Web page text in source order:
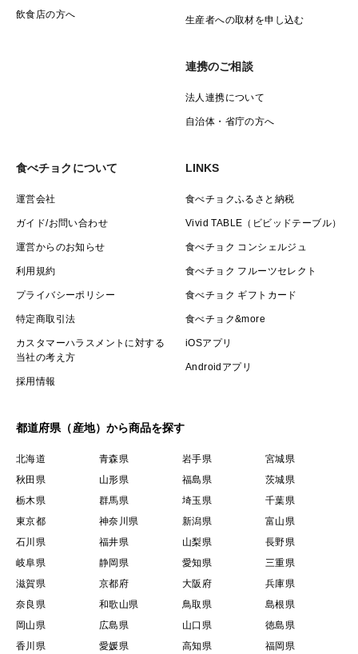
飲食店の方へ 生産者への取材を申し込む
連携のご相談
法人連携について
自治体・省庁の方へ
食べチョクについて
運営会社
ガイド/お問い合わせ
運営からのお知らせ
利用規約
プライバシーポリシー
特定商取引法
カスタマーハラスメントに対する
当社の考え方
採用情報
LINKS
食べチョクふるさと納税
Vivid TABLE（ビビッドテーブル）
食べチョク コンシェルジュ
食べチョク フルーツセレクト
食べチョク ギフトカード
食べチョク&more
iOSアプリ
Androidアプリ
都道府県（産地）から商品を探す
北海道 青森県 岩手県
宮城県
秋田県
山形県 福島県
茨城県
栃木県
群馬県 埼玉県
千葉県
東京都
神奈川県 新潟県
富山県
石川県
福井県 山梨県
長野県
岐阜県
静岡県 愛知県
三重県
滋賀県
京都府 大阪府
兵庫県
奈良県
和歌山県 鳥取県
島根県
岡山県
広島県 山口県
徳島県
香川県
愛媛県 高知県 福岡県